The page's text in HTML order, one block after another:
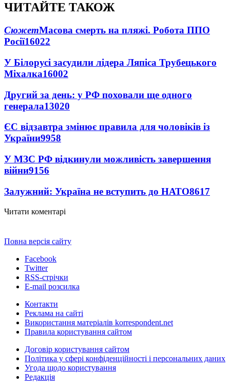
ЧИТАЙТЕ ТАКОЖ
СюжетМасова смерть на пляжі. Робота ППО
Росії16022
У Білорусі засудили лідера Ляпіса Трубецького
Міхалка16002
Другий за день: у РФ поховали ще одного
генерала13020
ЄС відзавтра змінює правила для чоловіків із
України9958
У МЗС РФ відкинули можливість завершення
війни9156
Залужний: Україна не вступить до НАТО8617
Читати коментарі
Повна версія сайту
Facebook
Twitter
RSS-стрічки
E-mail розсилка
Контакти
Реклама на сайті
Використання матеріалів korrespondent.net
Правила користування сайтом
Договір користування сайтом
Політика у сфері конфіденційності і персональних даних
Угода щодо користування
Редакція